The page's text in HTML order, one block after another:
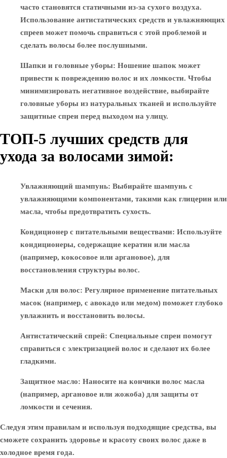
часто становятся статичными из-за сухого воздуха.
Использование антистатических средств и увлажняющих
спреев может помочь справиться с этой проблемой и
сделать волосы более послушными.
Шапки и головные уборы: Ношение шапок может
привести к повреждению волос и их ломкости. Чтобы
минимизировать негативное воздействие, выбирайте
головные уборы из натуральных тканей и используйте
защитные спреи перед выходом на улицу.
ТОП-5 лучших средств для
ухода за волосами зимой:
Увлажняющий шампунь: Выбирайте шампунь с
увлажняющими компонентами, такими как глицерин или
масла, чтобы предотвратить сухость.
Кондиционер с питательными веществами: Используйте
кондиционеры, содержащие кератин или масла
(например, кокосовое или аргановое), для
восстановления структуры волос.
Маски для волос: Регулярное применение питательных
масок (например, с авокадо или медом) поможет глубоко
увлажнить и восстановить волосы.
Антистатический спрей: Специальные спреи помогут
справиться с электризацией волос и сделают их более
гладкими.
Защитное масло: Наносите на кончики волос масла
(например, аргановое или жожоба) для защиты от
ломкости и сечения.
Следуя этим правилам и используя подходящие средства, вы
сможете сохранить здоровье и красоту своих волос даже в
холодное время года.